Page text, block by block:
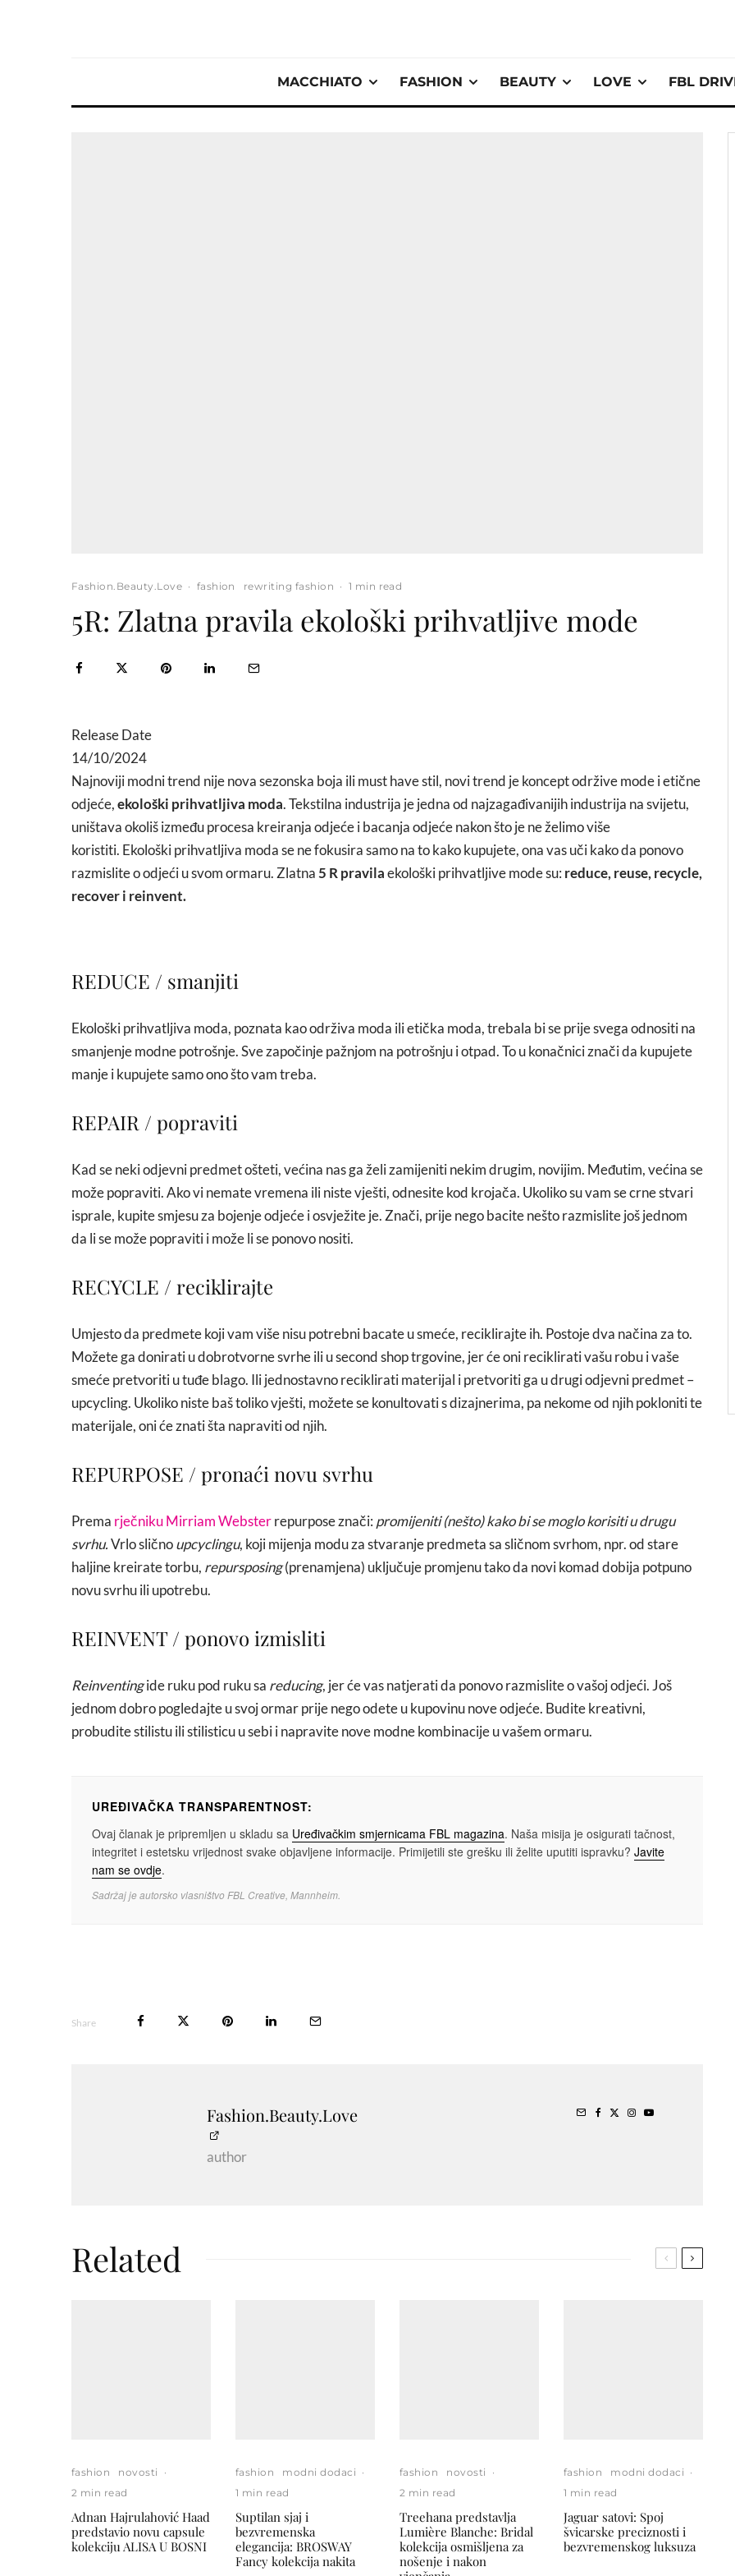
MACCHIATO FASHION BEAUTY LOVE FBL
Fashion.Beauty.Love · fashion rewriting fashion · 1 min read
5R: Zlatna pravila ekološki prihvatljive mode
Release Date
14/10/2024
Najnoviji modni trend nije nova sezonska boja ili must have stil, novi trend je koncept održive mode i etične
odjeće,ekološki prihvatljiva moda. Tekstilna industrija je jedna od najzagađivanijih industrija na svijetu,
uništava okoliš između procesa kreiranja odjeće i bacanja odjeće nakon što je ne želimo više
koristiti. Ekološki prihvatljiva moda se ne fokusira samo na to kako kupujete, ona vas uči kako da ponovo
razmislite o odjeći u svom ormaru. Zlatna5 R pravilaekološki prihvatljive mode su: reduce, reuse, recycle,
recover i reinvent.
REDUCE / smanjiti
Ekološki prihvatljiva moda, poznata kao održiva moda ili etička moda, trebala bi se prije svega odnositi na
smanjenje modne potrošnje. Sve započinje pažnjom na potrošnju i otpad. To u konačnici znači da kupujete
manje i kupujete samo ono što vam treba.
REPAIR / popraviti
Kad se neki odjevni predmet ošteti, većina nas ga želi zamijeniti nekim drugim, novijim. Međutim, većina se
može popraviti. Ako vi nemate vremena ili niste vješti, odnesite kod krojača. Ukoliko su vam se crne stvari
isprale, kupite smjesu za bojenje odjeće i osvježite je. Znači, prije nego bacite nešto razmislite još jednom
da li se može popraviti i može li se ponovo nositi.
RECYCLE / reciklirajte
Umjesto da predmete koji vam više nisu potrebni bacate u smeće, reciklirajte ih. Postoje dva načina za to.
Možete ga donirati u dobrotvorne svrhe ili u second shop trgovine, jer će oni reciklirati vašu robu i vaše
smeće pretvoriti u tuđe blago. Ili jednostavno reciklirati materijal i pretvoriti ga u drugi odjevni predmet –
upcycling. Ukoliko niste baš toliko vješti, možete se konultovati s dizajnerima, pa nekome od njih pokloniti te
materijale, oni će znati šta napraviti od njih.
REPURPOSE / pronaći novu svrhu
Prema rječniku Mirriam Websterrepurpose znači: promijeniti (nešto) kako bi se moglo korisiti u drugu
svrhu.Vrlo sličnoupcyclingu, koji mijenja modu za stvaranje predmeta sa sličnom svrhom, npr. od stare
haljine kreirate torbu, repursposing(prenamjena) uključuje promjenu tako da novi komad dobija potpuno
novu svrhu ili upotrebu.
REINVENT / ponovo izmisliti
Reinventingide ruku pod ruku sa reducing, jer će vas natjerati da ponovo razmislite o vašoj odjeći. Još
jednom dobro pogledajte u svoj ormar prije nego odete u kupovinu nove odjeće. Budite kreativni,
probudite stilistu ili stilisticu u sebi i napravite nove modne kombinacije u vašem ormaru.
UREĐIVAČKA TRANSPARENTNOST:
Ovaj članak je pripremljen u skladu sa Uređivačkim smjernicama FBL magazina. Naša misija je osigurati tačnost,
integritet i estetsku vrijednost svake objavljene informacije. Primijetili ste grešku ili želite uputiti ispravku? Javite
nam se ovdje.
Sadržaj je autorsko vlasništvo FBL Creative, Mannheim.
Share
Fashion.Beauty.Love
author
Related
fashion novosti
·
2 min read
Adnan Hajrulahović Haad
predstavio novu capsule
kolekciju ALISA U BOSNI
fashion modni dodaci ·
1 min read
Suptilan sjaj i
bezvremenska
elegancija: BROSWAY
Fancy kolekcija nakita
fashion novosti
·
2 min read
Treehana predstavlja
Lumière Blanche: Bridal
kolekcija osmišljena za
nošenje i nakon
fashion modni dodaci ·
1 min read
Jaguar satovi: Spoj
švicarske preciznosti i
bezvremenskog luksuza